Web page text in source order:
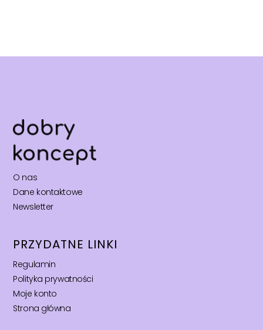
O nas
Dane kontaktowe
Newsletter
PRZYDATNE LINKI
Regulamin
Polityka prywatności
Moje konto
Strona główna